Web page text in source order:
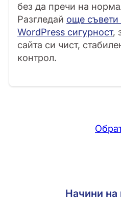
без да пречи на
Разгледай още съвети
WordPress сигурност,
сайта си чист,
контрол.
Начини на